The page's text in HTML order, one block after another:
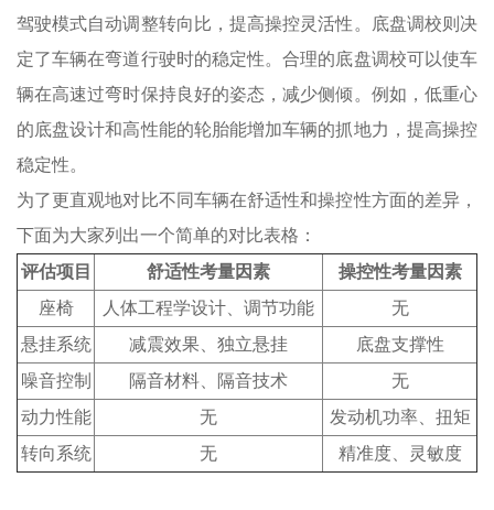
驾驶模式自动调整转向比，提高操控灵活性。底盘调校则决
定了车辆在弯道行驶时的稳定性。合理的底盘调校可以使车
辆在高速过弯时保持良好的姿态，减少侧倾。例如，低重心
的底盘设计和高性能的轮胎能增加车辆的抓地力，提高操控
稳定性。
为了更直观地对比不同车辆在舒适性和操控性方面的差异，
下面为大家列出一个简单的对比表格：
评估项目
舒适性考量因素
操控性考量因素
座椅
人体工程学设计、调节功能
无
悬挂系统
减震效果、独立悬挂
底盘支撑性
噪音控制
隔音材料、隔音技术
无
动力性能
无
发动机功率、扭矩
转向系统
无 精准度、灵敏度